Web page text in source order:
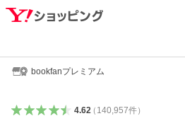
bookfanプレミアム
4.62（ 140,957件）